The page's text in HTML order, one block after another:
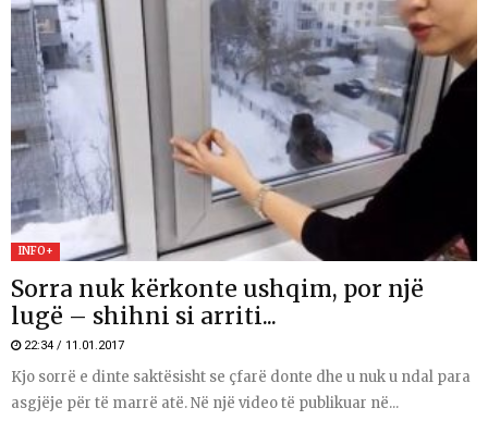
INFO+
Sorra nuk kërkonte ushqim, por një
lugë – shihni si arriti...
22:34 / 11.01.2017
Kjo sorrë e dinte saktësisht se çfarë donte dhe u nuk u ndal para
asgjëje për të marrë atë. Në një video të publikuar në...